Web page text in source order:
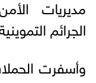
مديريات
الجرائم
وأسفرت